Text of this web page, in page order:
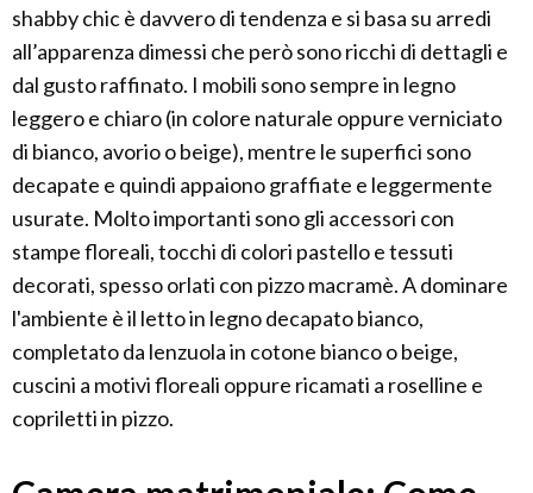
shabby chic è davvero di tendenza e si basa su arredi
all’apparenza dimessi che però sono ricchi di dettagli e
dal gusto raffinato. I mobili sono sempre in legno
leggero e chiaro (in colore naturale oppure verniciato
di bianco, avorio o beige), mentre le superfici sono
decapate e quindi appaiono graffiate e leggermente
usurate. Molto importanti sono gli accessori con
stampe floreali, tocchi di colori pastello e tessuti
decorati, spesso orlati con pizzo macramè. A dominare
l'ambiente è il letto in legno decapato bianco,
completato da lenzuola in cotone bianco o beige,
cuscini a motivi floreali oppure ricamati a roselline e
copriletti in pizzo.